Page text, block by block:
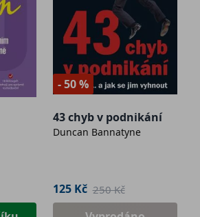
- 50 %
43 chyb v podnikání
Duncan Bannatyne
125 Kč 250 Kč